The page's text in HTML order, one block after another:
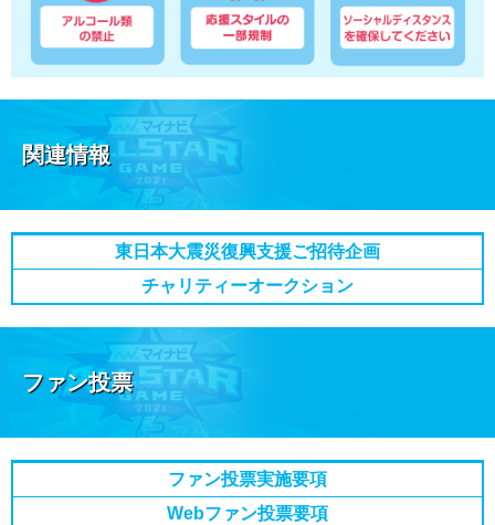
関連情報
東日本大震災復興支援ご招待企画
チャリティーオークション
ファン投票
ファン投票実施要項
Webファン投票要項